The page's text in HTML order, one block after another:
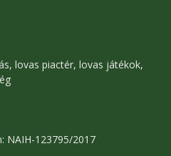
lovas piactér, lovas játékok,
NAIH-123795/2017